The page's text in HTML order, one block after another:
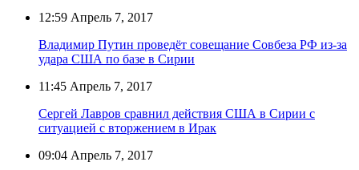
12:59 Апрель 7, 2017
Владимир Путин проведёт совещание Совбеза РФ из-за
удара США по базе в Сирии
11:45 Апрель 7, 2017
Сергей Лавров сравнил действия США в Сирии с
ситуацией с вторжением в Ирак
09:04 Апрель 7, 2017